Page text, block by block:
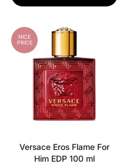
NICE
PRICE
Versace Eros Flame For
Him EDP 100 ml